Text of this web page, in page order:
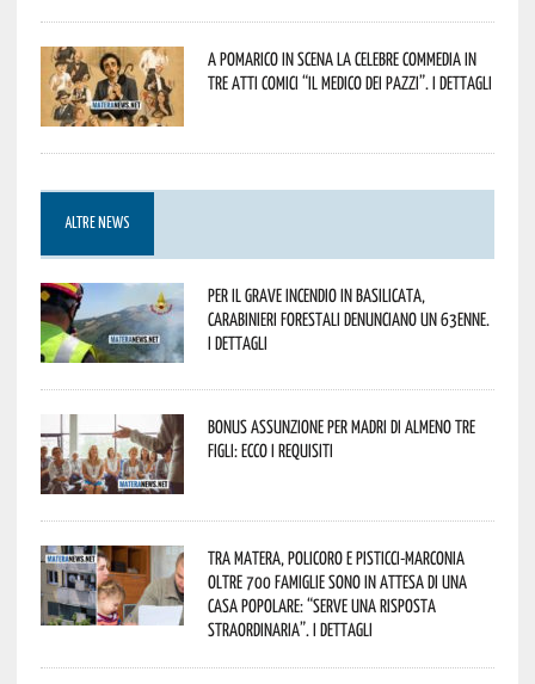
A Pomarico in scena la celebre commedia in
tre atti comici “Il medico dei pazzi”. I dettagli
ALTRE NEWS
Per il grave incendio in Basilicata,
Carabinieri forestali denunciano un 63enne.
I dettagli
Bonus assunzione per madri di almeno tre
figli: ecco i requisiti
Tra Matera, Policoro e Pisticci-Marconia
oltre 700 famiglie sono in attesa di una
casa popolare: “serve una risposta
straordinaria”. I dettagli